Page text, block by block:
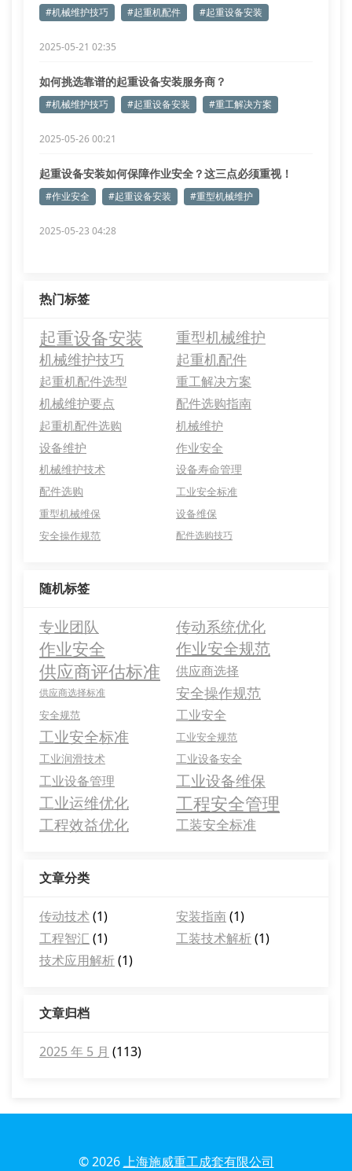
#机械维护技巧 #起重机配件 #起重设备安装
2025-05-21 02:35
如何挑选靠谱的起重设备安装服务商？
#机械维护技巧 #起重设备安装 #重工解决方案
2025-05-26 00:21
起重设备安装如何保障作业安全？这三点必须重视！
#作业安全 #起重设备安装 #重型机械维护
2025-05-23 04:28
热门标签
起重设备安装
重型机械维护
机械维护技巧
起重机配件
起重机配件选型
重工解决方案
机械维护要点
配件选购指南
起重机配件选购
机械维护
设备维护
作业安全
机械维护技术
设备寿命管理
配件选购
工业安全标准
重型机械维保
设备维保
安全操作规范
配件选购技巧
随机标签
专业团队 传动系统优化
作业安全 作业安全规范
供应商评估标准 供应商选择
供应商选择标准 安全操作规范
安全规范 工业安全
工业安全标准 工业安全规范
工业润滑技术 工业设备安全
工业设备管理
工业设备维保
工业运维优化
工程安全管理
工程效益优化 工装安全标准
文章分类
传动技术(1) 安装指南(1)
工程智汇 (1) 工装技术解析(1)
技术应用解析(1)
文章归档
2025 年 5 月 (113)
© 2026上海施威重工成套有限公司